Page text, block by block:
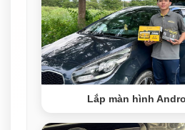
Lắp màn hình